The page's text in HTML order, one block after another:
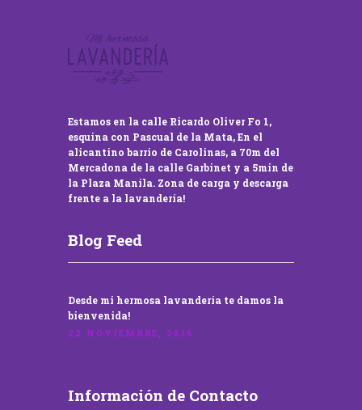
Estamos en la calle Ricardo Oliver Fo 1,
esquina con Pascual de la Mata, En el
alicantino barrio de Carolinas, a 70m del
Mercadona de la calle Garbinet y a 5min de
la Plaza Manila. Zona de carga y descarga
frente a la lavandería!
Blog Feed
Desde mi hermosa lavandería te damos la
bienvenida!
22 NOVIEMBRE, 2016
Información de Contacto